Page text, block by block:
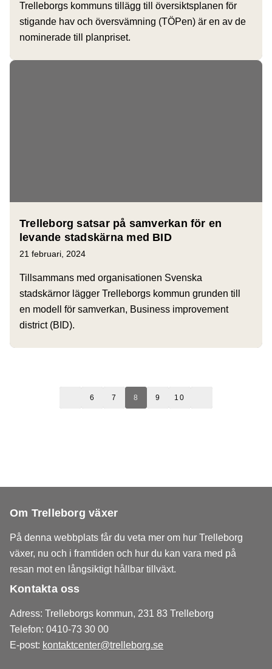
Trelleborgs kommuns tillägg till översiktsplanen för
stigande hav och översvämning (TÖPen) är en av de
nominerade till planpriset.
Trelleborg satsar på samverkan för en
levande stadskärna med BID
21 februari, 2024
Tillsammans med organisationen Svenska
stadskärnor lägger Trelleborgs kommun grunden till
en modell för samverkan, Business improvement
district (BID).
6 7 8 9 10
Om Trelleborg växer
På denna webbplats får du veta mer om hur Trelleborg
växer, nu och i framtiden och hur du kan vara med på
resan mot en långsiktigt hållbar tillväxt.
Kontakta oss
Adress: Trelleborgs kommun, 231 83 Trelleborg
Telefon: 0410-73 30 00
E-post: kontaktcenter@trelleborg.se